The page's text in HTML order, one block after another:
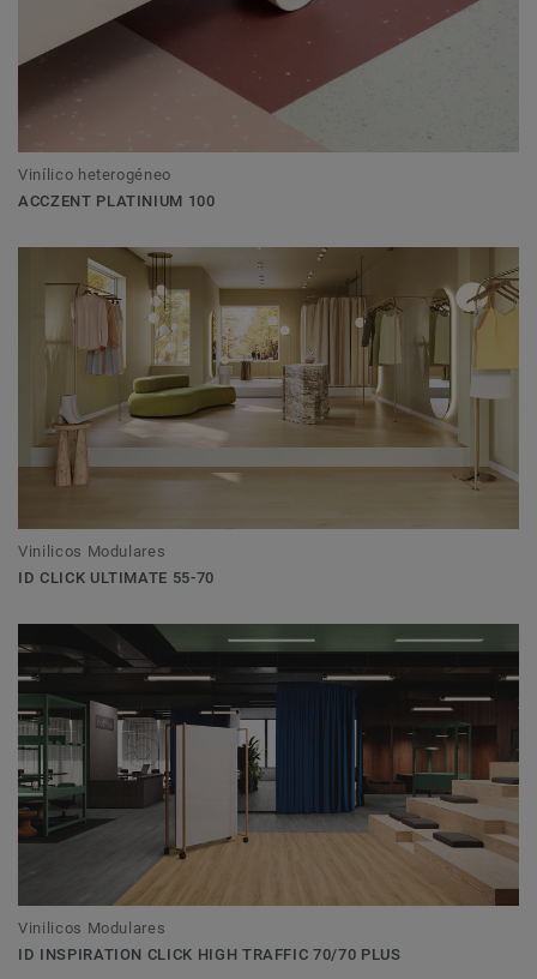
Vinílico heterogéneo
ACCZENT PLATINIUM 100
Vinilicos Modulares
ID CLICK ULTIMATE 55-70
Vinilicos Modulares
ID INSPIRATION CLICK HIGH TRAFFIC 70/70 PLUS